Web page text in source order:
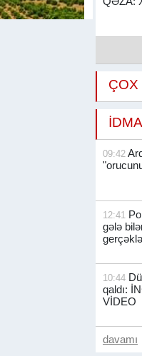
ÇOX
09:42
12:41
gələ
10:44
qaldı:
VİDEO
davamı